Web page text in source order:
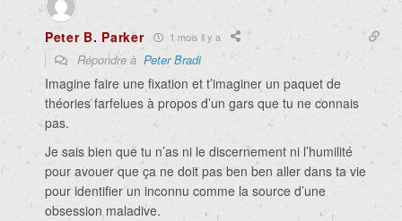
Peter B. Parker 1 mois il y a
Répondre à Peter Bradi
Imagine faire une fixation et t’imaginer un paquet de
théories farfelues à propos d’un gars que tu ne connais
pas.
Je sais bien que tu n’as ni le discernement ni l’humilité
pour avouer que ça ne doit pas ben ben aller dans ta vie
pour identifier un inconnu comme la source d’une
obsession maladive.